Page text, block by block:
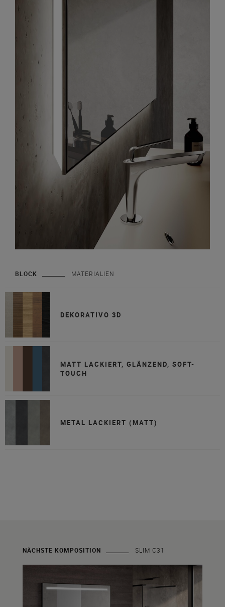
BLOCK MATERIALIEN
DEKORATIVO 3D
MATT LACKIERT, GLÄNZEND, SOFT-
TOUCH
METAL LACKIERT (MATT)
NÄCHSTE KOMPOSITION SLIM C31